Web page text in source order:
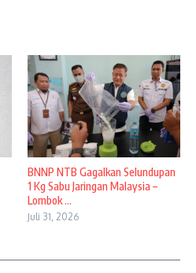
BNNP NTB Gagalkan Selundupan
1 Kg Sabu Jaringan Malaysia –
Lombok ...
Juli 31, 2026